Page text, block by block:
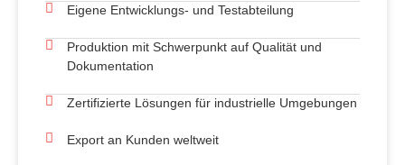
Eigene Entwicklungs- und Testabteilung
Produktion mit Schwerpunkt auf Qualität und
Dokumentation
Zertifizierte Lösungen für industrielle Umgebungen
Export an Kunden weltweit